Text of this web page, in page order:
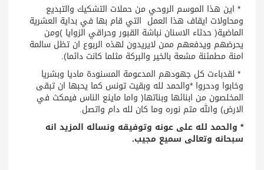
* اين هذا الموسم الروحي من حملات التشكيك والتبديع
ومحاولات ايقاف هذا العمل التي قام بها في بداية العشرية
الماضية( حدثاء الاسنان نباشة القبور وحراقي الزوايا )ومن
يحرضهم ويدفعهم ممن لايريدون لهذه الربوع ان تظل سالمة
امنة مطمئنة مشعة بالخير والبركة مثلما كانت دائما).
* لقدباءت كل جهودهم المدعومة المسنودة ماديا وبشريا
وخابوا ودحروا *والحمد لله وبقيت تونس كما يحبها ان تبقى
المخلصون من ابنائها وبناتها( واما ماينع الناس فيمكث في
الارض) والله متم نوره وما كان لله دام واتصل.
* والحمد لله على عونه وتوفيقه ونساله المزيد انه
سبحانه وتعالى سميع مجيب.